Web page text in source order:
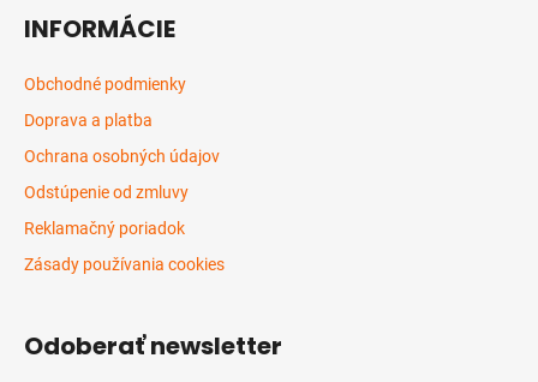
INFORMÁCIE
Obchodné podmienky
Doprava a platba
Ochrana osobných údajov
Odstúpenie od zmluvy
Reklamačný poriadok
Zásady používania cookies
Odoberať newsletter